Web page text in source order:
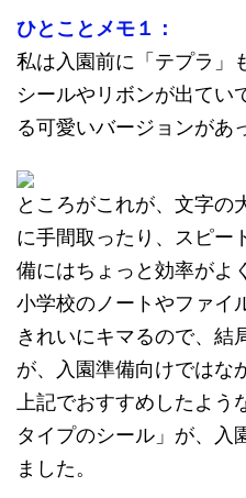
ひとことメモ１：
私は入園前に「テプラ」
シールやリボンが出てい
る可愛いバージョンがあ
ところがこれが、文字の
に手間取ったり、スピー
備にはちょっと効率がよ
小学校のノートやファイ
きれいにキマるので、結
が、入園準備向けではな
上記でおすすめしたよう
タイプのシール」が、入
ました。